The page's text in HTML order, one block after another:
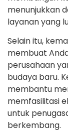
menunjukkan
layanan yang
Selain itu,
membuat
perusahaan
budaya baru.
membantu
memfasilitasi
untuk
berkembang.